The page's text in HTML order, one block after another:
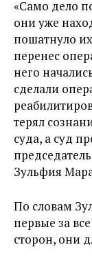
«Само дело
они уже
пошатнуло
перенес
него
сделали
терял
суда, а суд
Зульфия
По словам
первые за
сторон, они